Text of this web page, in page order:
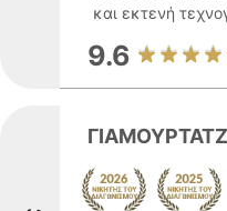
και εκτενή
9.6